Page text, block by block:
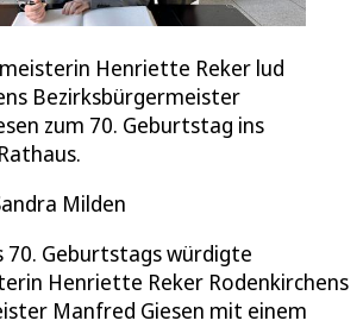
Henriette Reker lud
Bezirksbürgermeister
zum 70. Geburtstag ins
Milden
70. Geburtstags würdigte
Henriette Reker Rodenkirchens
Manfred Giesen mit einem